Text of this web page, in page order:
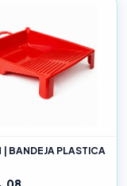
| BANDEJA PLASTICA